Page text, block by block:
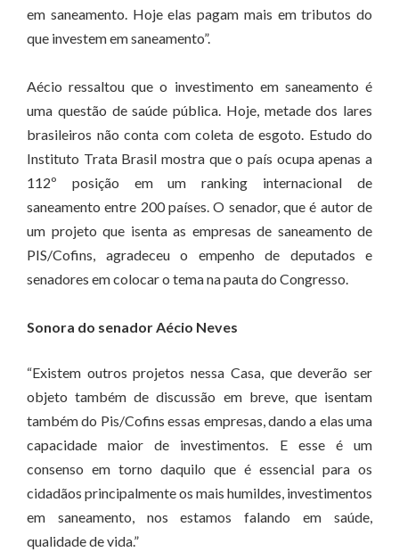
em saneamento. Hoje elas pagam mais em tributos do
que investem em saneamento”.
Aécio ressaltou que o investimento em saneamento é
uma questão de saúde pública. Hoje, metade dos lares
brasileiros não conta com coleta de esgoto. Estudo do
Instituto Trata Brasil mostra que o país ocupa apenas a
112º posição em um ranking internacional de
saneamento entre 200 países. O senador, que é autor de
um projeto que isenta as empresas de saneamento de
PIS/Cofins, agradeceu o empenho de deputados e
senadores em colocar o tema na pauta do Congresso.
Sonora do senador Aécio Neves
“Existem outros projetos nessa Casa, que deverão ser
objeto também de discussão em breve, que isentam
também do Pis/Cofins essas empresas, dando a elas uma
capacidade maior de investimentos. E esse é um
consenso em torno daquilo que é essencial para os
cidadãos principalmente os mais humildes, investimentos
em saneamento, nos estamos falando em saúde,
qualidade de vida.”